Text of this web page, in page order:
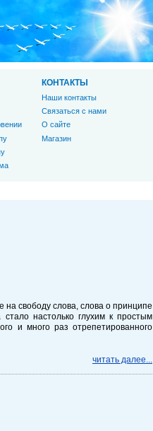
на свободу слова, слова о принципе
настолько глухим к простым
и много раз отрепетированного
читать далее...
КОНТАКТЫ
Наши контакты
Связаться с нами
О сайте
Магазин